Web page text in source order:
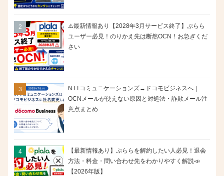
⚠️最新情報あり【2028年3月サービス終了】ぷらら
ユーザー必見！のりかえ先は断然OCN！お急ぎくだ
さい
NTTコミュニケーションズ→ドコモビジネスへ｜
OCNメールが使えない原因と対処法・詐欺メール注
意点まとめ
【最新情報あり】ぷららを解約したい人必見！退会
方法・料金・問い合わせ先をわかりやすく解説📣
【2026年版】